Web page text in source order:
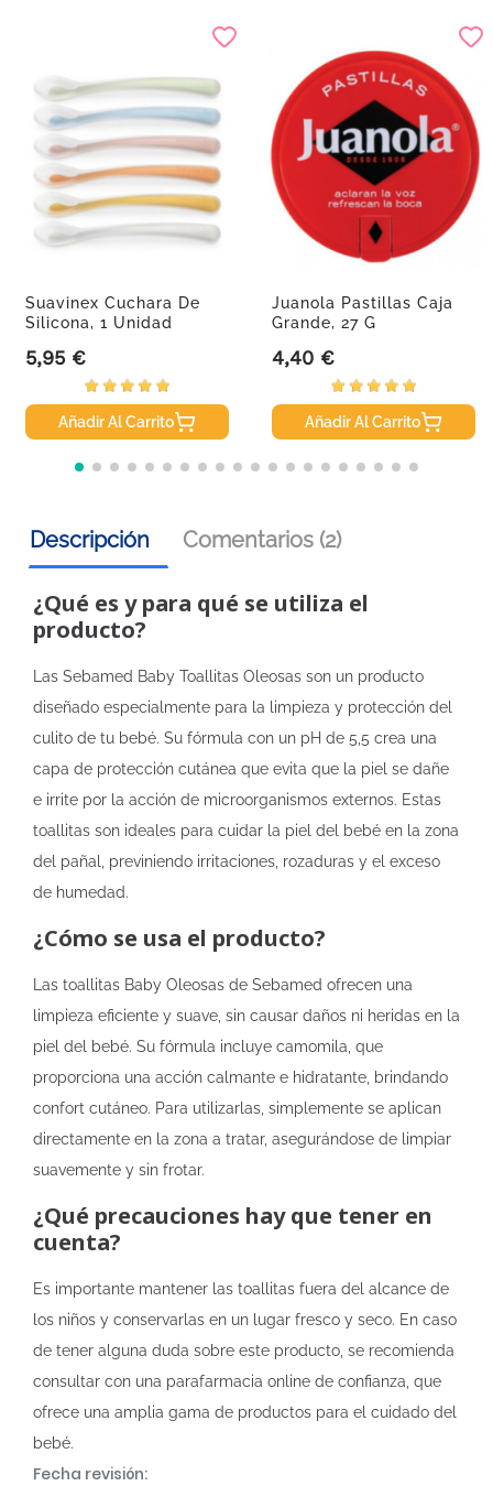
Suavinex Cuchara De
Silicona, 1 Unidad
Precio
5,95 €
Añadir Al Carrito
Juanola Pastillas Caja
Grande, 27 G
Precio
4,40 €
Añadir Al Carrito
Descripción Comentarios (2)
¿Qué es y para qué se utiliza el
producto?
Las Sebamed Baby Toallitas Oleosas son un producto
diseñado especialmente para la limpieza y protección del
culito de tu bebé. Su fórmula con un pH de 5,5 crea una
capa de protección cutánea que evita que la piel se dañe
e irrite por la acción de microorganismos externos. Estas
toallitas son ideales para cuidar la piel del bebé en la zona
del pañal, previniendo irritaciones, rozaduras y el exceso
de humedad.
¿Cómo se usa el producto?
Las toallitas Baby Oleosas de Sebamed ofrecen una
limpieza eficiente y suave, sin causar daños ni heridas en la
piel del bebé. Su fórmula incluye camomila, que
proporciona una acción calmante e hidratante, brindando
confort cutáneo. Para utilizarlas, simplemente se aplican
directamente en la zona a tratar, asegurándose de limpiar
suavemente y sin frotar.
¿Qué precauciones hay que tener en
cuenta?
Es importante mantener las toallitas fuera del alcance de
los niños y conservarlas en un lugar fresco y seco. En caso
de tener alguna duda sobre este producto, se recomienda
consultar con una parafarmacia online de confianza, que
ofrece una amplia gama de productos para el cuidado del
bebé.
Fecha revisión: